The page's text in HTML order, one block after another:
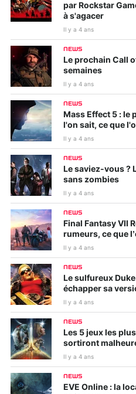
par Rockstar
à s'agacer
Il y a 4 ans
NEWS
Le prochain Call
semaines
Il y a 4 ans
NEWS
Mass Effect 5 : le
l'on sait, ce que
Il y a 4 ans
NEWS
Le saviez-vous ?
sans zombies
Il y a 4 ans
NEWS
Final Fantasy VII
rumeurs, ce que
Il y a 4 ans
NEWS
Le sulfureux
échapper sa
Il y a 4 ans
NEWS
Les 5 jeux les
sortiront
Il y a 4 ans
NEWS
EVE Online : la